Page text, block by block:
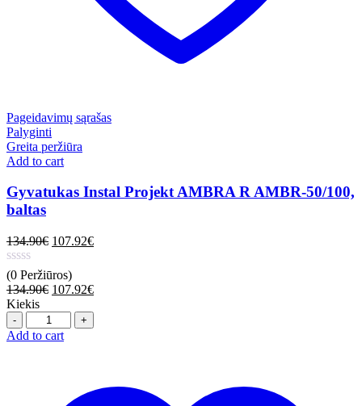
Pageidavimų sąrašas
Palyginti
Greita peržiūra
Add to cart
Gyvatukas Instal Projekt AMBRA R AMBR-50/100,
baltas
134.90€ 107.92€
(0 Peržiūros)
134.90€ 107.92€
Kiekis
Quantity
Add to cart